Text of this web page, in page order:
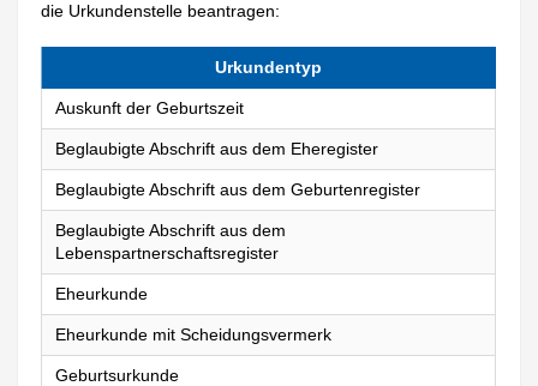
die Urkundenstelle beantragen:
Urkundentyp
Auskunft der Geburtszeit
Beglaubigte Abschrift aus dem Eheregister
Beglaubigte Abschrift aus dem Geburtenregister
Beglaubigte Abschrift aus dem
Lebenspartnerschaftsregister
Eheurkunde
Eheurkunde mit Scheidungsvermerk
Geburtsurkunde